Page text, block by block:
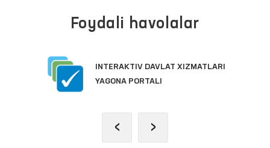
Foydali havolalar
INTERAKTIV DAVLAT XIZMATLARI
YAGONA PORTALI
‹ ›